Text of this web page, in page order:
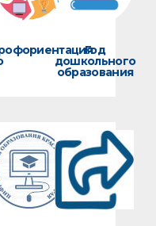
Год
дошкольного
образования